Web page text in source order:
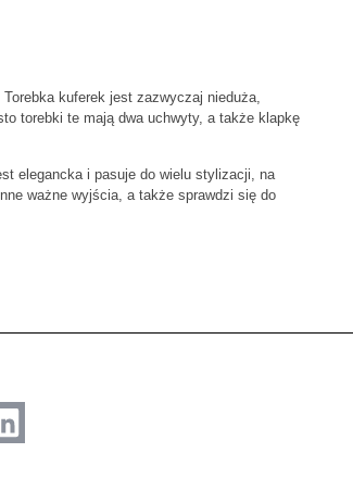
kuferek jest zazwyczaj nieduża,
torebki te mają dwa uchwyty, a także klapkę
elegancka i pasuje do wielu stylizacji, na
ważne wyjścia, a także sprawdzi się do